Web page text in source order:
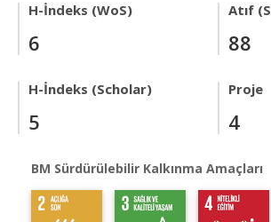
H-İndeks (WoS)
6
Atıf
88
H-İndeks (Scholar)
5
Proje
4
BM Sürdürülebilir Kalkınma Amaçları